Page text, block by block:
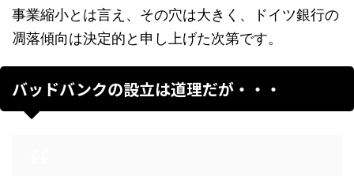
事業縮小とは言え、その穴は大きく、ドイツ銀行の
凋落傾向は決定的と申し上げた次第です。
バッドバンクの設立は道理だが・・・